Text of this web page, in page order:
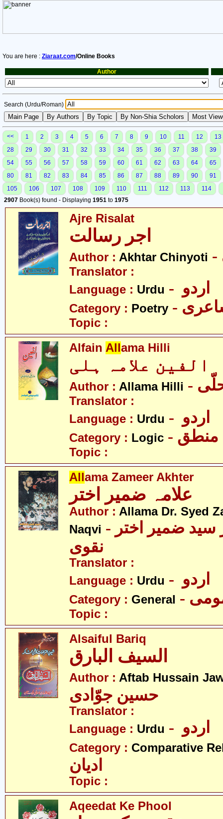
You are here : Ziaraat.com/Online Books
Author
Search (Urdu/Roman)
<< 1 2 3 4 5 6 7 8 9 10 11 12
13
28
29 30 31 32 33 34 35 36 37 38
39
54
55 56 57 58 59 60 61 62 63 64
65
80
81 82 83 84 85 86 87 88 89 90
91
105
106 107 108 109 110 111 112 113
114
2907 Book(s) found - Displaying 1951 to 1975
Ajre Risalat
Author : Akhtar Chinyoti
Translator :
Language : Urdu
Category : Poetry
Topic :
Alfain Allama Hilli
Author : Allama Hilli
Translator :
Language : Urdu
Category : Logic - منطق
Topic :
Allama Zameer Akhter
Author : Allama Dr. Syed
Naqvi - علامہ ڈاکٹر سید ضمیر اختر
نقوی
Translator :
Language : Urdu
Category : General
Topic :
Alsaiful Bariq
Author : Aftab Hussain
Translator :
Language : Urdu
Category : Comparative
ادیان
Topic :
Aqeedat Ke Phool